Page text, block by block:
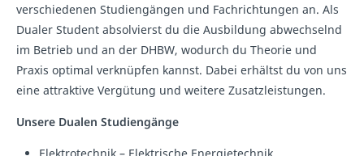
verschiedenen Studiengängen und Fachrichtungen an. Als
Dualer Student absolvierst du die Ausbildung abwechselnd
im Betrieb und an der DHBW, wodurch du Theorie und
Praxis optimal verknüpfen kannst. Dabei erhältst du von uns
eine attraktive Vergütung und weitere Zusatzleistungen.
Unsere Dualen Studiengänge